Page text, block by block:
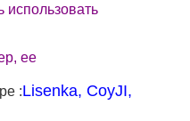
использовать
ее
:Lisenka, CoyJI,